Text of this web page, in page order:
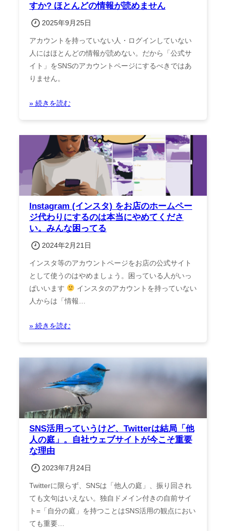
すか? ほとんどの情報が読めません
2025年9月25日
アカウントを持っていない人・ログインしていない
人にはほとんどの情報が読めない。だから「公式サ
イト」をSNSのアカウントページにするべきではあ
りません。
» 続きを読む
Instagram (インスタ) をお店のホームペー
ジ代わりにするのは本当にやめてくださ
い。みんな困ってる
2024年2月21日
インスタ等のアカウントページをお店の公式サイト
として使うのはやめましょう。困っている人がいっ
ぱいいます
インスタのアカウントを持っていない
人からは「情報…
» 続きを読む
SNS活用っていうけど、Twitterは結局「他
人の庭」。自社ウェブサイトが今こそ重要
な理由
2023年7月24日
Twitterに限らず、SNSは「他人の庭」、振り回され
ても文句はいえない。独自ドメイン付きの自前サイ
ト=「自分の庭」を持つことはSNS活用の観点におい
ても重要…